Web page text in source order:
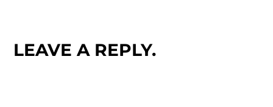
LEAVE A REPLY.